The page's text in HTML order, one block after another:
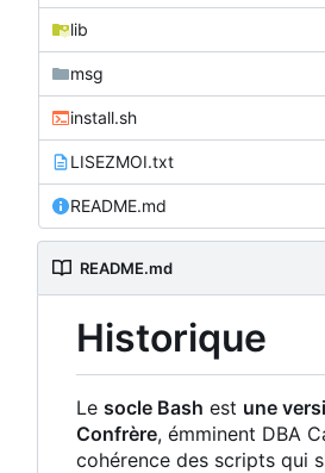
lib
msg
install.sh
LISEZMOI.txt
README.md
README.md
Historique
Le socle Bash est une
Confrère, émminent DBA
cohérence des scripts qui